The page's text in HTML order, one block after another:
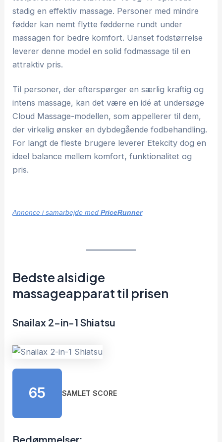
stadig en effektiv massage. Personer med mindre
fødder kan nemt flytte fødderne rundt under
massagen for bedre komfort. Uanset fodstørrelse
leverer denne model en solid fodmassage til en
attraktiv pris.
Til personer, der efterspørger en særlig kraftig og
intens massage, kan det være en idé at undersøge
Cloud Massage-modellen, som appellerer til dem,
der virkelig ønsker en dybdegående fodbehandling.
For langt de fleste brugere leverer Etekcity dog en
ideel balance mellem komfort, funktionalitet og
pris.
Annonce i samarbejde medPriceRunner
Bedste alsidige
massageapparat til prisen
Snailax 2-in-1 Shiatsu
65 SAMLET SCORE
Bedømmelser: